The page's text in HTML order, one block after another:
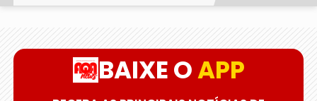
BAIXE OAPP